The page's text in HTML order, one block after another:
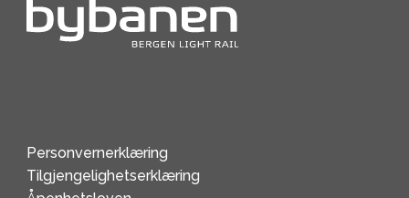
forventninger om
passasjerutvikling,
Personvernerklæring
Tilgjengelighetserklæring